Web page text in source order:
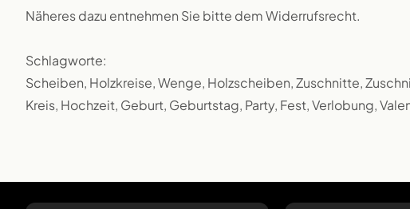
Näheres dazu entnehmen Sie bitte dem Widerrufsrecht.
Schlagworte:
Scheiben, Holzkreise, Wenge, Holzscheiben, Zuschnitte,
Kreis, Hochzeit, Geburt, Geburtstag, Party, Fest, Verlobung,